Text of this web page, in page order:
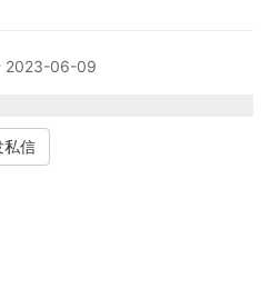
2023-06-09
私信